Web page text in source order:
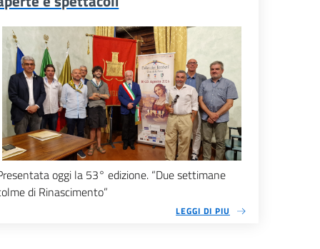
oggi la 53° edizione. “Due settimane
di Rinascimento”
LEGGI DI PIU